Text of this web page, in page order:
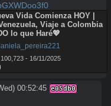
Vida Comienza HOY |
Viaje a Colombia
lo que Haré💖
- 16/11/2025
00:52:45 e05db0